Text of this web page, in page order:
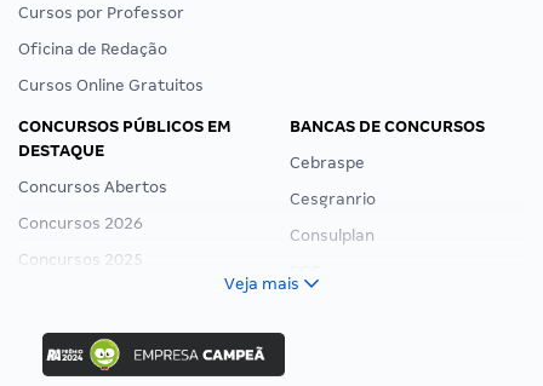
Cursos por Professor
Oficina de Redação
Cursos Online Gratuitos
CONCURSOS PÚBLICOS EM
DESTAQUE
Concursos Abertos
Concursos 2026
Concursos 2025
Concurso Ibama
Concurso MPU
BANCAS DE CONCURSOS
Cebraspe
Cesgranrio
Consulplan
Veja mais